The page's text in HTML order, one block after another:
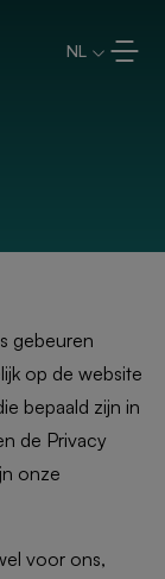
NL
gebeuren
op de website
bepaald zijn in
de Privacy
onze
voor ons,